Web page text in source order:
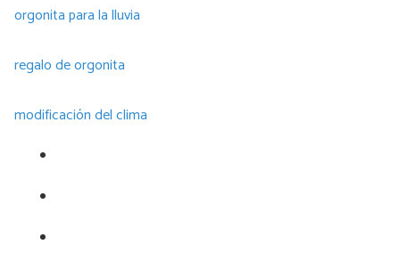
orgonita para la lluvia
regalo de orgonita
modificación del clima